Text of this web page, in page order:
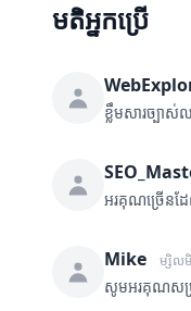
មតិអ្នកប្រើ
ខ្លឹមសារច្ប
អរគុណច្រើនដ
Mike ម្សិល
សូមអរគុណសម្រ